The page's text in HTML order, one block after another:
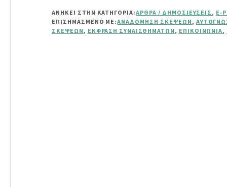
ΣΚΈΨΕΙΣ
ΕΠΗΡΕΆΖΟΥΝ
ΑΝΗΚΕΙ ΣΤΗΝ ΚΑΤΗΓΟΡΙΑ:ΆΡΘΡΑ / ΔΗΜΟΣΙΕΎΣΕΙΣ, E-
ΕΠΙΣΗΜΑΣΜΈΝΟ ΜΕ:ΑΝΑΔΌΜΗΣΗ ΣΚΈΨΕΩΝ,
ΣΚΈΨΕΩΝ, ΈΚΦΡΑΣΗ ΣΥΝΑΙΣΘΗΜΆΤΩΝ, ΕΠΙΚΟΙΝΩΝΊΑ,